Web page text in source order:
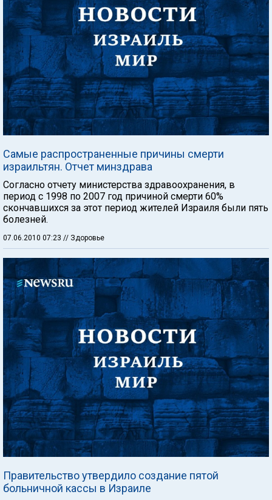
Самые распространенные причины смерти
израильтян. Отчет минздрава
Согласно отчету министерства здравоохранения, в
период с 1998 по 2007 год причиной смерти 60%
скончавшихся за этот период жителей Израиля были пять
болезней.
07.06.2010 07:23 // Здоровье
Правительство утвердило создание пятой
больничной кассы в Израиле